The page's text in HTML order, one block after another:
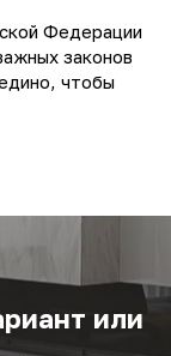
Федерации
законов
чтобы
или